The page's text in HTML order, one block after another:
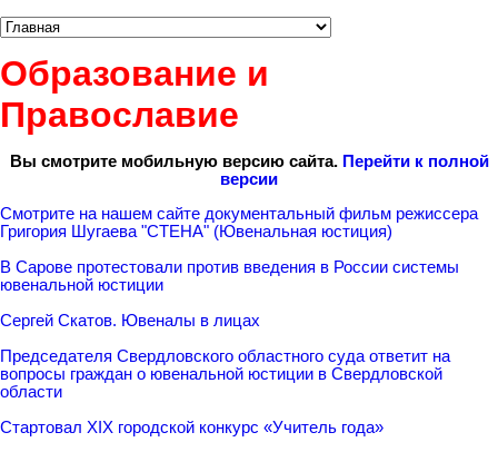
Образование и
Православие
Вы смотрите мобильную версию сайта. Перейти к полной
версии
Смотрите на нашем сайте документальный фильм режиссера
Григория Шугаева "СТЕНА" (Ювенальная юстиция)
В Сарове протестовали против введения в России системы
ювенальной юстиции
Сергей Скатов. Ювеналы в лицах
Председателя Свердловского областного суда ответит на
вопросы граждан о ювенальной юстиции в Свердловской
области
Стартовал XIX городской конкурс «Учитель года»